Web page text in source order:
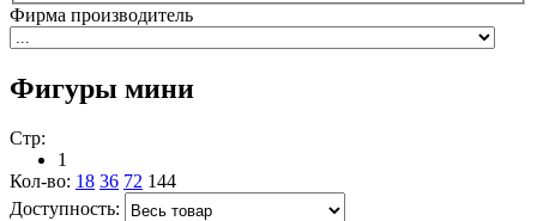
Фирма производитель
Фигуры мини
Стр:
1
Кол-во: 18 36 72 144
Доступность: